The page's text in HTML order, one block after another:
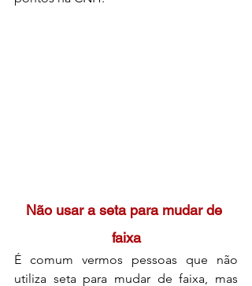
Não usar a seta para mudar de
faixa
É comum vermos pessoas que não
utiliza seta para mudar de faixa, mas